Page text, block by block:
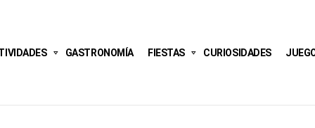
GASTRONOMÍA FIESTAS CURIOSIDADES